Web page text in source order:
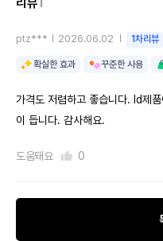
ptz*** 2026.06.02 1차리뷰
확실한 효과 꾸준한 사용
가격도 저렴하고 좋습니다. ld제
이 듭니다. 감사해요.
도움돼요 0